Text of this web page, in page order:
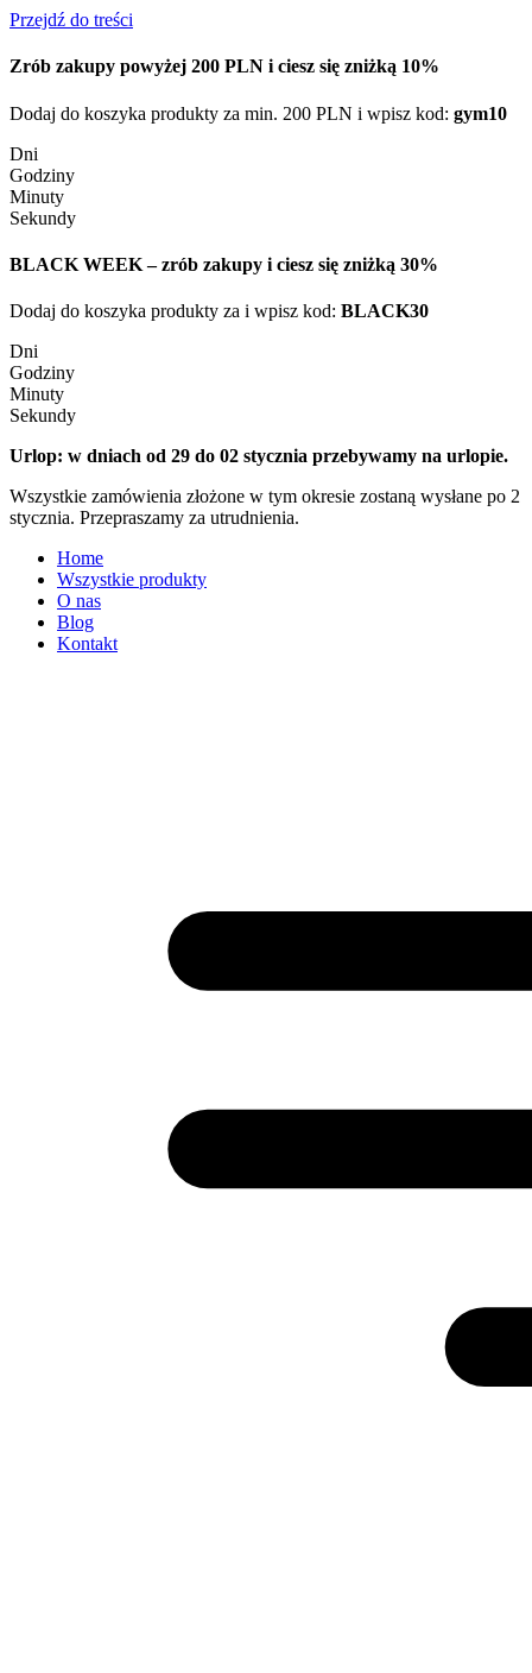
Przejdź do treści
Zrób zakupy powyżej 200 PLN i ciesz się zniżką 10%
Dodaj do koszyka produkty za min. 200 PLN i wpisz kod: gym10
Dni
Godziny
Minuty
Sekundy
BLACK WEEK – zrób zakupy i ciesz się zniżką 30%
Dodaj do koszyka produkty za i wpisz kod: BLACK30
Dni
Godziny
Minuty
Sekundy
Urlop: w dniach od 29 do 02 stycznia przebywamy na urlopie.
Wszystkie zamówienia złożone w tym okresie zostaną wysłane po 2
stycznia. Przepraszamy za utrudnienia.
Home
Wszystkie produkty
O nas
Blog
Kontakt